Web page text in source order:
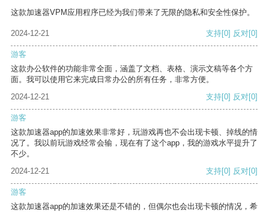
这款加速器VPM应用程序已经为我们带来了无限的隐私和安全性保护。
2024-12-21 支持[0] 反对[0]
游客
这款办公软件的功能非常全面，涵盖了文档、表格、演示文稿等各个方
面。我可以使用它来完成日常办公的所有任务，非常方便。
2024-12-21
支持[0] 反对[0]
游客
这款加速器app的加速效果非常好，玩游戏再也不会出现卡顿、掉线的情
况了。我以前玩游戏经常会输，现在有了这个app，我的游戏水平提升了
不少。
2024-12-21
支持[0] 反对[0]
游客
这款加速器app的加速效果还是不错的，但偶尔也会出现卡顿的情况，希